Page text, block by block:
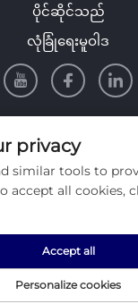
ပိုင်ဆိုင်သည်
လုံခြုံရေးမူဝါဒ
င်းအချက်အ
င်းလွှာကို လက်ခံရရှိရ
တင်ပြမည်
privacy
similar tools to
accept all cookies,
Personalize cookies
Accept all